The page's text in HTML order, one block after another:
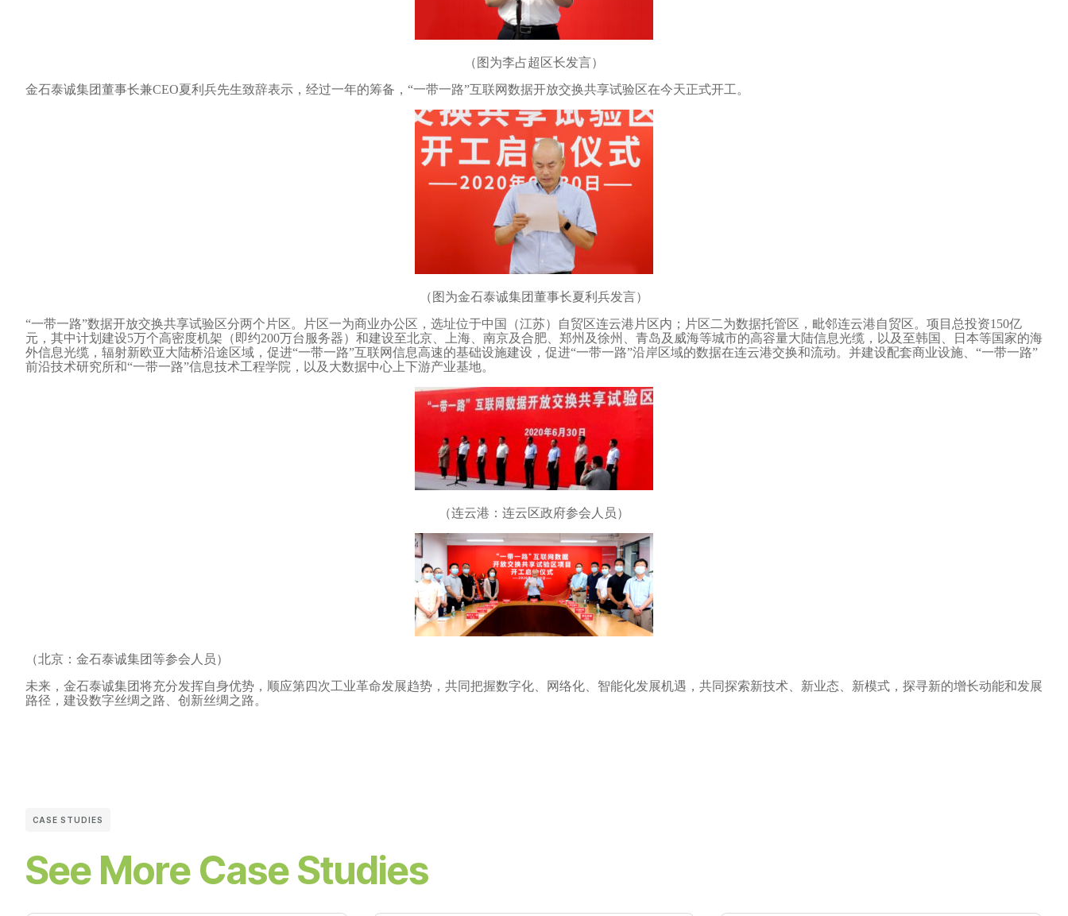
（图为李占超区长发言）
金石泰诚集团董事长兼CEO夏利兵先生致辞表示，经过一年的筹备，“一带一路”互联网数据开放交换共享试验区在今天正式开工。
（图为金石泰诚集团董事长夏利兵发言）
“一带一路”数据开放交换共享试验区分两个片区。片区一为商业办公区，选址位于中国（江苏）自贸区连云港片区内；片区二为数据托管区，毗邻连云港自贸区。项目总投资150亿
元，其中计划建设5万个高密度机架（即约200万台服务器）和建设至北京、上海、南京及合肥、郑州及徐州、青岛及威海等城市的高容量大陆信息光缆，以及至韩国、日本等国家的海
外信息光缆，辐射新欧亚大陆桥沿途区域，促进“一带一路”互联网信息高速的基础设施建设，促进“一带一路”沿岸区域的数据在连云港交换和流动。并建设配套商业设施、“一带一路”
前沿技术研究所和“一带一路”信息技术工程学院，以及大数据中心上下游产业基地。
（连云港：连云区政府参会人员）
（北京：金石泰诚集团等参会人员）
未来，金石泰诚集团将充分发挥自身优势，顺应第四次工业革命发展趋势，共同把握数字化、网络化、智能化发展机遇，共同探索新技术、新业态、新模式，探寻新的增长动能和发展
路径，建设数字丝绸之路、创新丝绸之路。
CASE STUDIES
See More Case Studies